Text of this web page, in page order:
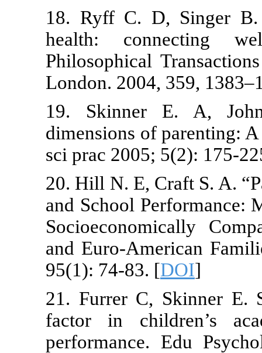
18. Ryff C.
health:
London.
19.
dimensions
sci prac
20. Hill N. E,
and School
and Euro-
95(1): 74-83. [
21. Furrer C,
factor in